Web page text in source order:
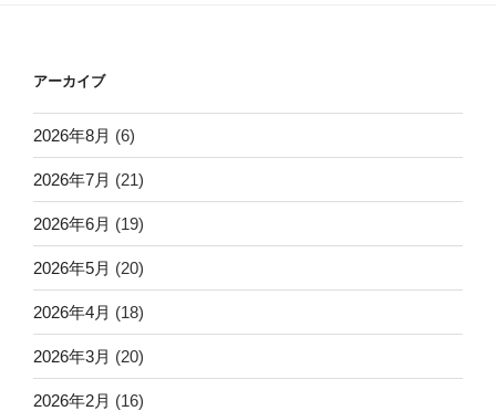
アーカイブ
2026年8月 (6)
2026年7月 (21)
2026年6月 (19)
2026年5月 (20)
2026年4月 (18)
2026年3月 (20)
2026年2月 (16)